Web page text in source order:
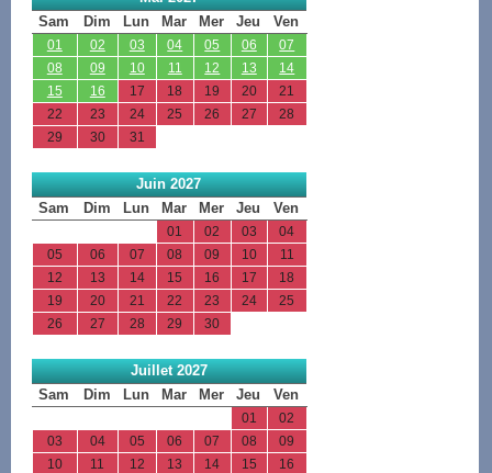
Sam
Dim Lun Mar Mer Jeu Ven
01 02 03 04 05 06
07
08
09 10 11 12 13
14
15
16 17 18 19 20
21
22
23 24 25 26 27
28
29
30 31
Juin 2027
Sam
Dim Lun Mar Mer Jeu Ven
01 02 03
04
05
06 07 08 09 10
11
12
13 14 15 16 17
18
19
20 21 22 23 24
25
26
27 28 29 30
Juillet 2027
Sam
Dim Lun Mar Mer Jeu Ven
01
02
03
04 05 06 07 08
09
10
11 12 13 14 15 16